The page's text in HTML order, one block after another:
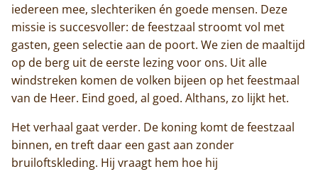
iedereen mee, slechteriken én goede mensen. Deze
missie is succesvoller: de feestzaal stroomt vol met
gasten, geen selectie aan de poort. We zien de maaltijd
op de berg uit de eerste lezing voor ons. Uit alle
windstreken komen de volken bijeen op het feestmaal
van de Heer. Eind goed, al goed. Althans, zo lijkt het.
Het verhaal gaat verder. De koning komt de feestzaal
binnen, en treft daar een gast aan zonder
bruiloftskleding. Hij vraagt hem hoe hij